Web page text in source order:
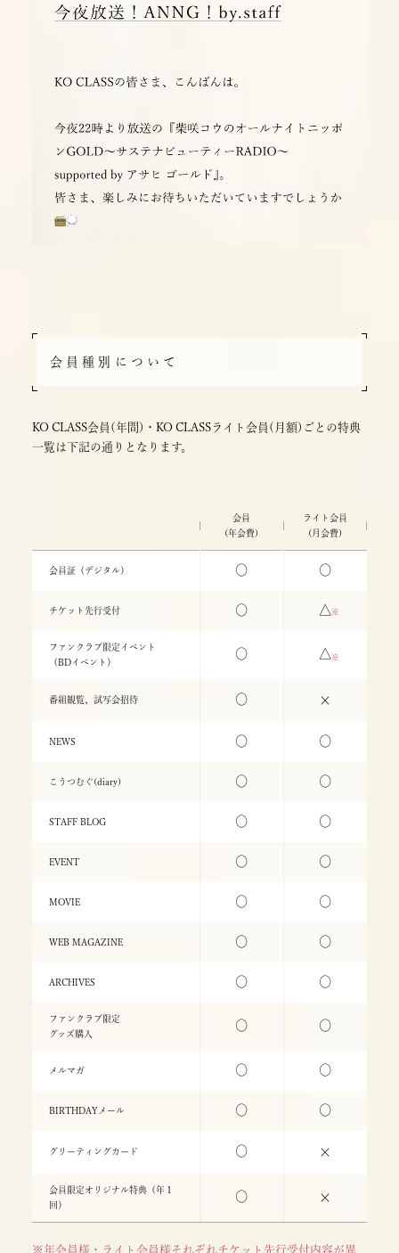
会員種別について
KO CLASS会員(年間)・KO CLASSライト会員(月額)ごとの特典
一覧は下記の通りとなります。
会員
(年会費)
ライト会員
(月会費)
会員証（デジタル） ○ ○
チケット先行受付 ○ △※
ファンクラブ限定イベント
（BDイベント）
○ △※
番組観覧、試写会招待 ○ ×
NEWS ○ ○
こうつむぐ(diary) ○ ○
STAFF BLOG ○ ○
EVENT ○ ○
MOVIE ○ ○
WEB MAGAZINE ○ ○
ARCHIVES ○ ○
ファンクラブ限定
グッズ購入
○ ○
メルマガ ○ ○
BIRTHDAYメール ○ ○
グリーティングカード ○ ×
会員限定オリジナル特典（年１
回）
○ ×
※年会員様・ライト会員様それぞれチケット先行受付内容が異